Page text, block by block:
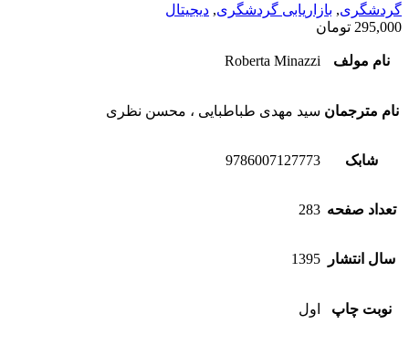
گردشگری, بازاریابی گردشگری, دیجیتال
295,000 تومان
نام مولف Roberta Minazzi
نام مترجمان سید مهدی طباطبایی ، محسن نظری
شابک 9786007127773
تعداد صفحه 283
سال انتشار 1395
نوبت چاپ اول